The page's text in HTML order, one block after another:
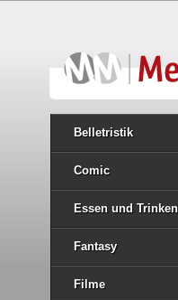
Belletristik
Comic
Essen und Trinken
Fantasy
Filme